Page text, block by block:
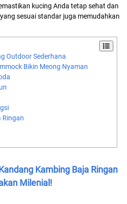
kucing Anda tetap sehat dan
sesuai standar juga memudahkan
Outdoor Sederhana
Bikin Meong Nyaman
Ringan
Kambing Baja Ringan
Milenial!